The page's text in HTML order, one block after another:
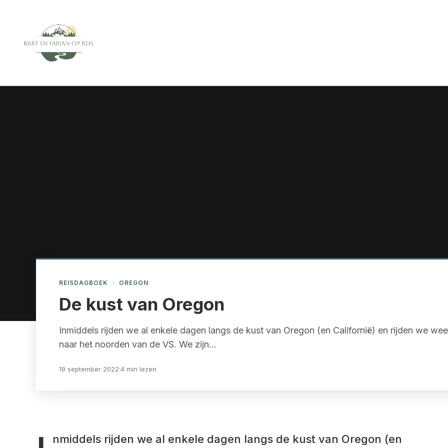
REISDAGBOEK · OREGON
De kust van Oregon
Inmiddels rijden we al enkele dagen langs de kust van Oregon (en Californië) en rijden we
naar het noorden van de VS. We zijn…
19 september 2022·4 min lezen
nmiddels rijden we al enkele dagen langs de kust van Oregon (en